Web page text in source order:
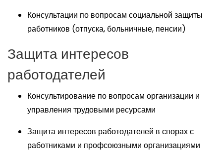
Консультации по вопросам социальной защиты
работников (отпуска, больничные, пенсии)
Защита интересов
работодателей
Консультирование по вопросам организации и
управления трудовыми ресурсами
Защита интересов работодателей в спорах с
работниками и профсоюзными организациями